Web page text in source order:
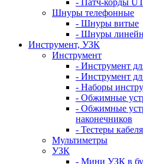
- Патч-корды
Шнуры телефонные
- Шнуры витые
- Шнуры
Инструмент, УЗК
Инструмент
- Инструмент
- Инструмент
- Наборы
- Обжимные
- Обжимные
наконечников
- Тестеры кабеля
Мультиметры
УЗК
- Мини УЗК в